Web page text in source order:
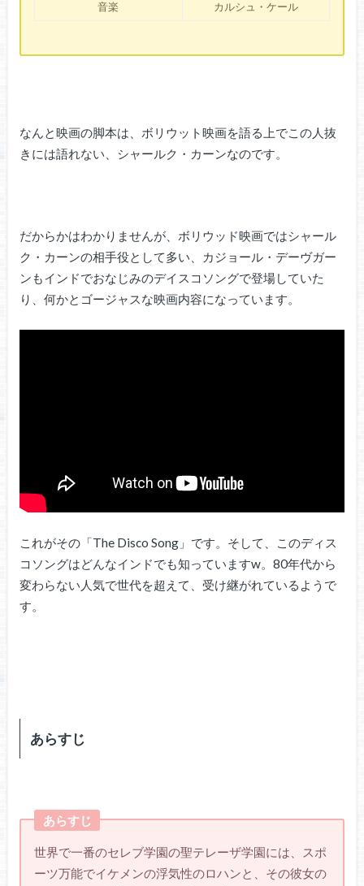
音楽 カルシュ・ケール
なんと映画の脚本は、ボリウット映画を語る上でこの人抜
きには語れない、シャールク・カーンなのです。
だからかはわかりませんが、ボリウッド映画ではシャール
ク・カーンの相手役として多い、カジョール・デーヴガー
ンもインドでおなじみのデイスコソングで登場していた
り、何かとゴージャスな映画内容になっています。
これがその「The Disco Song」です。そして、このディス
コソングはどんなインドでも知っていますw。80年代から
変わらない人気で世代を超えて、受け継がれているようで
す。
あらすじ
あらすじ
世界で一番のセレブ学園の聖テレーザ学園には、スポ
ーツ万能でイケメンの浮気性のロハンと、その彼女の